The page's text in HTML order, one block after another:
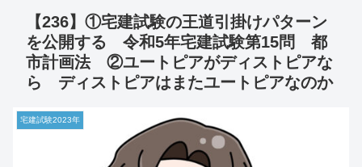
【236】①宅建試験の王道引掛けパターン
を公開する 令和5年宅建試験第15問 都
市計画法 ②ユートピアがディストピアな
ら ディストピアはまたユートピアなのか
宅建試験2023年